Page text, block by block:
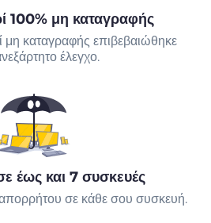
100% μη καταγραφής
μη καταγραφής επιβεβαιώθηκε
έλεγχο.
έως και 7 συσκευές
σε κάθε σου συσκευή.